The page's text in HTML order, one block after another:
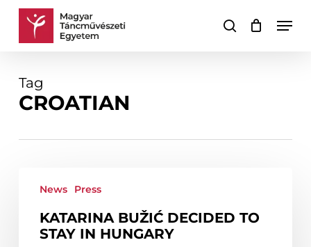
Skip
search
Cart Close
Tag
CROATIAN
Bužić
stay
News Press
KATARINA BUŽIĆ DECIDED TO
STAY IN HUNGARY